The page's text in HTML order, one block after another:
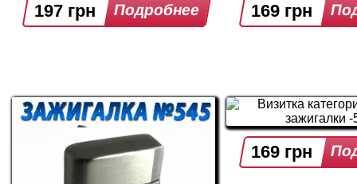
197 грн 169 грн
169 грн